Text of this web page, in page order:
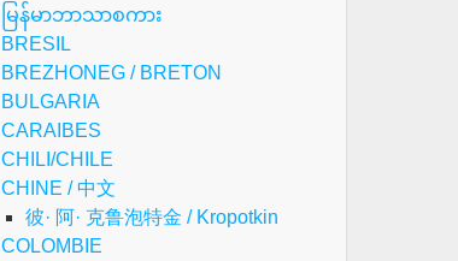
မြန်မာဘာသာစကား
BRESIL
BREZHONEG / BRETON
BULGARIA
CARAIBES
CHILI/CHILE
CHINE / 中文
彼· 阿· 克鲁泡特金 / Kropotkin
COLOMBIE